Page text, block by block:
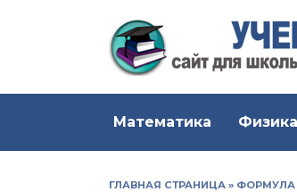
Математика Физика
ГЛАВНАЯ СТРАНИЦА » ФОРМУЛА